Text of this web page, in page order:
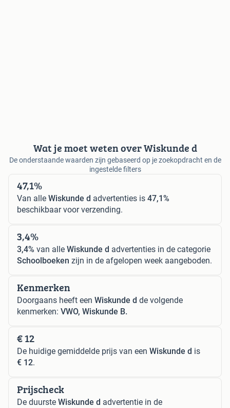
Wat je moet weten over Wiskunde d
De onderstaande waarden zijn gebaseerd op je zoekopdracht en de
ingestelde filters
47,1%
Van alle Wiskunde d advertenties is 47,1%
beschikbaar voor verzending.
3,4%
3,4% van alle Wiskunde d advertenties in de categorie
Schoolboeken zijn in de afgelopen week aangeboden.
Kenmerken
Doorgaans heeft een Wiskunde d de volgende
kenmerken: VWO, Wiskunde B.
€ 12
De huidige gemiddelde prijs van een Wiskunde d is
€ 12.
Prijscheck
De duurste Wiskunde d advertentie in de